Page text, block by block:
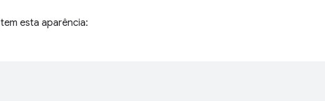
tem esta aparência: